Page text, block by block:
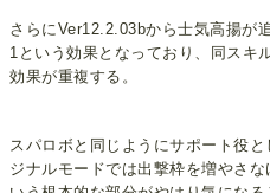
さらにVer12.2.03bから士気高揚が
1という効果となっており、同スキ
効果が重複する。
スパロボと同じようにサポート役
ジナルモードでは出撃枠を増やさ